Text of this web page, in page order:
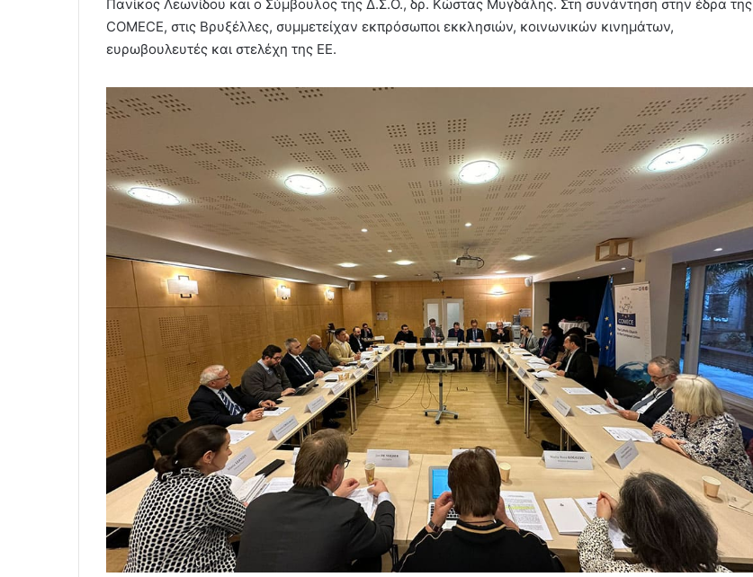
Πανίκος Λεωνίδου και ο Σύμβουλος της Δ.Σ.Ο., δρ. Κώστας Μυγδάλης. Στη συνάντηση στην έδρα της
COMECE, στις Βρυξέλλες, συμμετείχαν εκπρόσωποι εκκλησιών, κοινωνικών κινημάτων,
ευρωβουλευτές και στελέχη της ΕΕ.